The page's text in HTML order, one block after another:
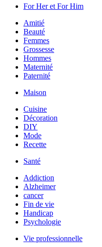
For Her et For Him
Amitié
Beauté
Femmes
Grossesse
Hommes
Maternité
Paternité
Maison
Cuisine
Décoration
DIY
Mode
Recette
Santé
Addiction
Alzheimer
cancer
Fin de vie
Handicap
Psychologie
Vie professionnelle